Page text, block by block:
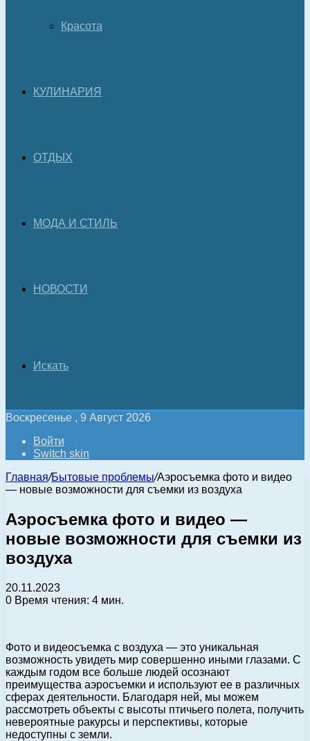
Красота
КУЛИНАРИЯ
ОТДЫХ
МОДА И СТИЛЬ
НОВОСТИ
Искать
Воскресенье , 9 Август 2026
Войти
Switch skin
Главная/Бытовые проблемы/Аэросъемка фото и видео
— новые возможности для съемки из воздуха
Аэросъемка фото и видео —
новые возможности для съемки из
воздуха
20.11.2023
0 Время чтения: 4 мин.
Фото и видеосъемка с воздуха — это уникальная
возможность увидеть мир совершенно иными глазами. С
каждым годом все больше людей осознают
преимущества аэросъемки и используют ее в различных
сферах деятельности. Благодаря ней, мы можем
рассмотреть объекты с высоты птичьего полета, получить
невероятные ракурсы и перспективы, которые
недоступны с земли.